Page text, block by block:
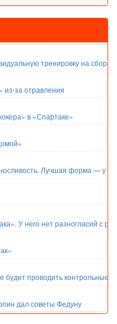
тренировку на
из-за отравления
в «Спартаке»
Лучшая форма — у
У него нет разногласий с
будет проводить контрольные
дал советы Федуну